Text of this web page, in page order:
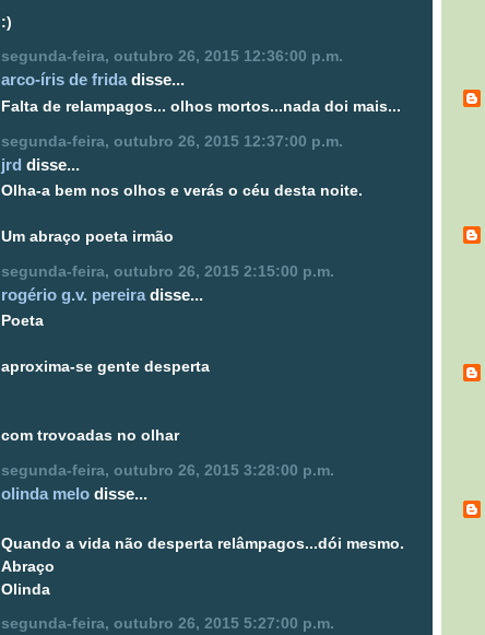
:)
segunda-feira, outubro 26, 2015 12:36:00 p.m.
arco-íris de fridadisse...
Falta de relampagos... olhos mortos...nada doi mais...
segunda-feira, outubro 26, 2015 12:37:00 p.m.
jrd disse...
Olha-a bem nos olhos e verás o céu desta noite.
Um abraço poeta irmão
segunda-feira, outubro 26, 2015 2:15:00 p.m.
rogério g.v. pereira disse...
Poeta
aproxima-se gente desperta
com trovoadas no olhar
segunda-feira, outubro 26, 2015 3:28:00 p.m.
olinda melo disse...
Quando a vida não desperta relâmpagos...dói mesmo.
Abraço
Olinda
segunda-feira, outubro 26, 2015 5:27:00 p.m.